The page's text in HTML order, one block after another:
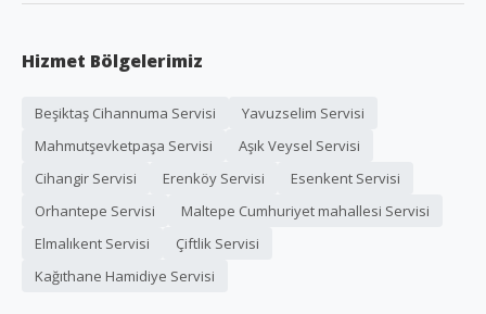
Hizmet Bölgelerimiz
Beşiktaş Cihannuma Servisi
Yavuzselim Servisi
Mahmutşevketpaşa Servisi
Aşık Veysel Servisi
Cihangir Servisi
Erenköy Servisi
Esenkent Servisi
Orhantepe Servisi
Maltepe Cumhuriyet mahallesi Servisi
Elmalıkent Servisi
Çiftlik Servisi
Kağıthane Hamidiye Servisi